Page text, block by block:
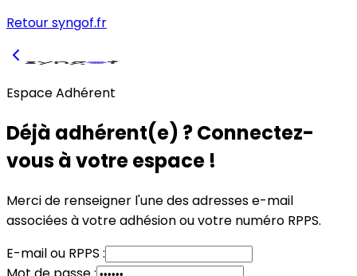
Retour syngof.fr
Espace Adhérent
Déjà adhérent(e) ? Connectez-
vous à votre espace !
Merci de renseigner l'une des adresses e-mail
associées à votre adhésionouvotre numéro RPPS.
E-mailou RPPS :